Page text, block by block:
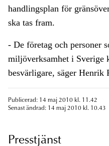
handlingsplan för
ska tas fram.
- De företag och personer
miljöverksamhet i Sverige
besvärligare, säger Henrik
Publicerad: 14 maj 2010 kl. 11.42
Senast ändrad: 14 maj 2010 kl. 10.43
Presstjänst